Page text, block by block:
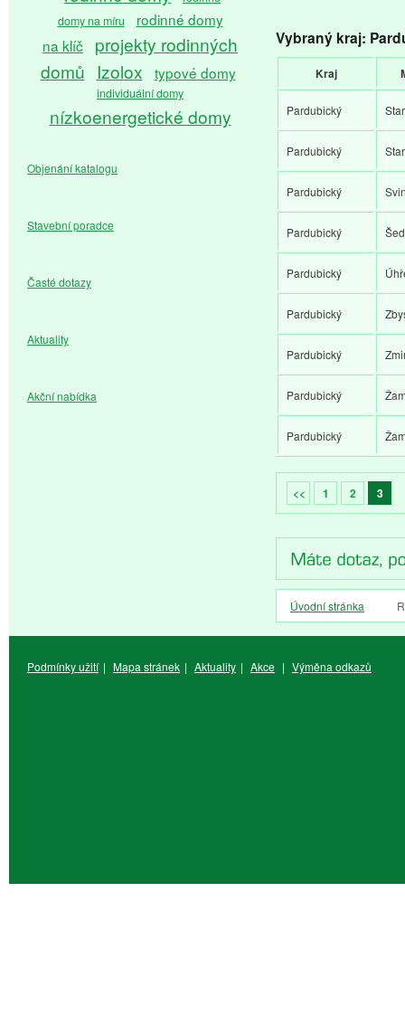
Vybraný kraj:
Kraj
Pardubický
Pardubický
Pardubický
Pardubický
Pardubický
Pardubický
Pardubický
Pardubický
Pardubický
<< 1 2 3
Úvodní stránka
domy na míru
rodinné domy
na klíč
projekty rodinných
domů Izolox typové domy
individuální domy
nízkoenergetické domy
Objenání katalogu
Stavební poradce
Časté dotazy
Aktuality
Akční nabídka
Podmínky užití | Mapa stránek | Aktuality | Akce | Výměna odkazů